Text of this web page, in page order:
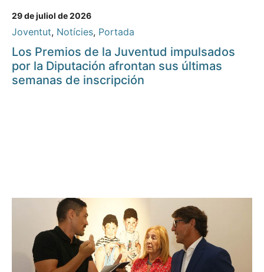
29 de juliol de 2026
Joventut, Notícies, Portada
Los Premios de la Juventud impulsados
por la Diputación afrontan sus últimas
semanas de inscripción